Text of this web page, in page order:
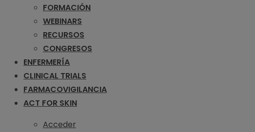
FORMACIÓN
WEBINARS
RECURSOS
CONGRESOS
ENFERMERÍA
CLINICAL TRIALS
FARMACOVIGILANCIA
ACT FOR SKIN
Acceder